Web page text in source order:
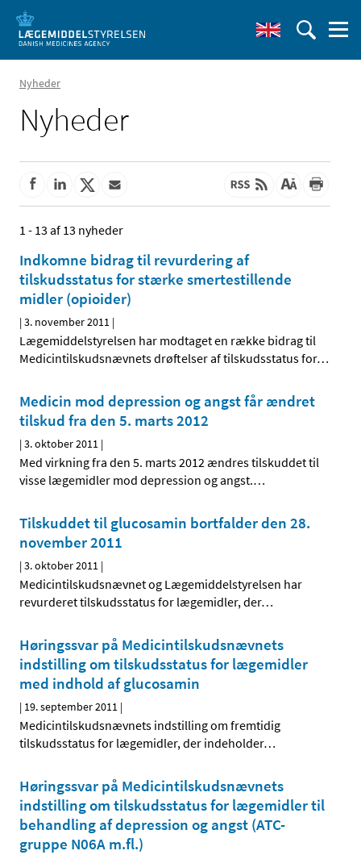
Nyheder
Nyheder
1 - 13 af 13 nyheder
Indkomne bidrag til revurdering af
tilskudsstatus for stærke smertestillende
midler (opioider)
|3. november 2011 |
Lægemiddelstyrelsen har modtaget en række bidrag til
Medicintilskudsnævnets drøftelser af tilskudsstatus for…
Medicin mod depression og angst får ændret
tilskud fra den 5. marts 2012
|3. oktober 2011 |
Med virkning fra den 5. marts 2012 ændres tilskuddet til
visse lægemidler mod depression og angst.…
Tilskuddet til glucosamin bortfalder den 28.
november 2011
|3. oktober 2011 |
Medicintilskudsnævnet og Lægemiddelstyrelsen har
revurderet tilskudsstatus for lægemidler, der…
Høringssvar på Medicintilskudsnævnets
indstilling om tilskudsstatus for lægemidler
med indhold af glucosamin
| 19. september 2011 |
Medicintilskudsnævnets indstilling om fremtidig
tilskudsstatus for lægemidler, der indeholder…
Høringssvar på Medicintilskudsnævnets
indstilling om tilskudsstatus for lægemidler til
behandling af depression og angst (ATC-
gruppe N06A m.fl.)